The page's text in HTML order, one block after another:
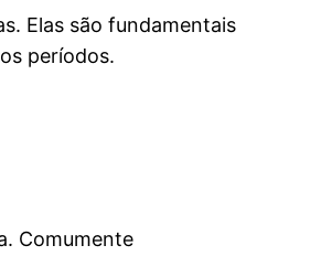
Elas são fundamentais
períodos.
Comumente